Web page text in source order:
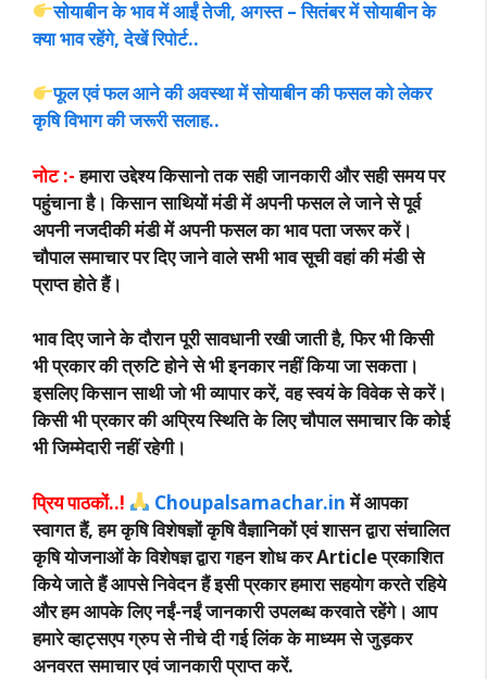
सोयाबीन के भाव में आईं तेजी, अगस्त – सितंबर में सोयाबीन के
क्या भाव रहेंगे, देखें रिपोर्ट..
फूल एवं फल आने की अवस्था में सोयाबीन की फसल को लेकर
कृषि विभाग की जरूरी सलाह..
नोट :- हमारा उद्देश्य किसानो तक सही जानकारी और सही समय पर
पहुंचाना है। किसान साथियों मंडी में अपनी फसल ले जाने से पूर्व
अपनी नजदीकी मंडी में अपनी फसल का भाव पता जरूर करें।
चौपाल समाचार पर दिए जाने वाले सभी भाव सूची वहां की मंडी से
प्राप्त होते हैं।
भाव दिए जाने के दौरान पूरी सावधानी रखी जाती है, फिर भी किसी
भी प्रकार की त्रुटि होने से भी इनकार नहीं किया जा सकता।
इसलिए किसान साथी जो भी व्यापार करें, वह स्वयं के विवेक से करें।
किसी भी प्रकार की अप्रिय स्थिति के लिए चौपाल समाचार कि कोई
भी जिम्मेदारी नहीं रहेगी।
प्रिय पाठकों..! Choupalsamachar.inमें आपका
स्वागत हैं, हम कृषि विशेषज्ञों कृषि वैज्ञानिकों एवं शासन द्वारा संचालित
कृषि योजनाओं के विशेषज्ञ द्वारा गहन शोध कर Article प्रकाशित
किये जाते हैं आपसे निवेदन हैं इसी प्रकार हमारा सहयोग करते रहिये
और हम आपके लिए नईं-नईं जानकारी उपलब्ध करवाते रहेंगे। आप
हमारे व्हाट्सएप ग्रुप से नीचे दी गई लिंक के माध्यम से जुड़कर
अनवरत समाचार एवं जानकारी प्राप्त करें.